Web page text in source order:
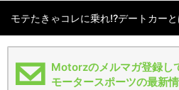
モテたきゃコレに乗れ!?デートカー
Motorzのメルマガ登録し
モータースポーツの最新情